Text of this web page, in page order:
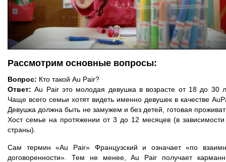
Рассмотрим основные вопросы:
Вопрос: Кто такой Au Pair?
Ответ: Au Pair это молодая девушка в возрасте от 18 до 30
Чаще всего семьи хотят видеть именно девушек в качестве
Девушка должна быть не замужем и без детей, готовая
Хост семье на протяжении от 3 до 12 месяцев (в зависимости
страны).
Сам термин «Au Pair» Французский и означает «по
договоренности». Тем не менее, Au Pair получает